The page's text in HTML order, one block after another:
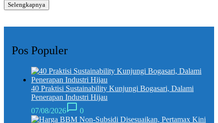
Selengkapnya
Pos Populer
40 Praktisi Sustainability Kunjungi Bogasari, Dalami
Penerapan Industri Hijau
07/08/2026
0